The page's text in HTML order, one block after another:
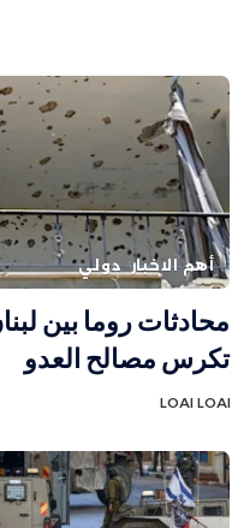
أهم الاخبار دولي
محادثات روما بين
تكرس مصالح العدو
LOAI LOAI